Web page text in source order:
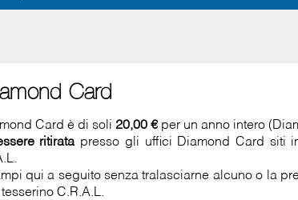
Card
Card è di soli20,00 €per un anno intero
ritiratapresso gli uffici Diamond Card siti
qui a seguito senza tralasciarne alcuno o la
C.R.A.L.